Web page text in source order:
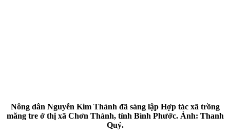
Nông dân Nguyễn Kim Thành đã sáng lập Hợp tác xã trồng
măng tre ở thị xã Chơn Thành, tỉnh Bình Phước. Ảnh: Thanh
Quý.